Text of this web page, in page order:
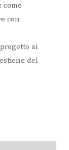
come
con
ai
del